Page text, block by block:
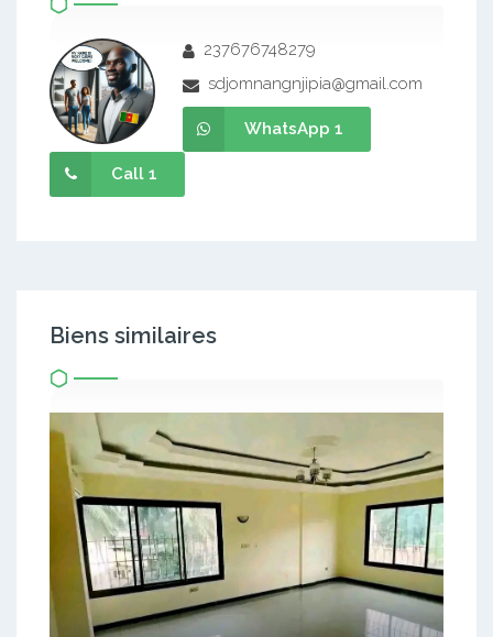
237676748279
sdjomnangnjipia@gmail.com
WhatsApp 1
Call 1
Biens similaires